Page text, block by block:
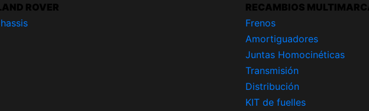
ROVER
RECAMBIOS
Frenos
Amortiguadores
Juntas Homocinéticas
Transmisión
Distribución
KIT de fuelles